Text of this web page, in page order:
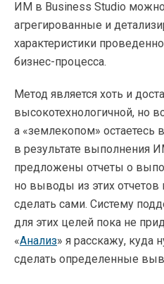
ИМ в Business Studio
агрегированные и
характеристики
бизнес-процесса.
Метод является хоть и
высокотехнологичной, но
а «землекопом» остаетесь
в результате выполнения
предложены отчеты о
но выводы из этих
сделать сами. Систему
для этих целей пока не
«Анализ» я расскажу, куда
сделать определенные